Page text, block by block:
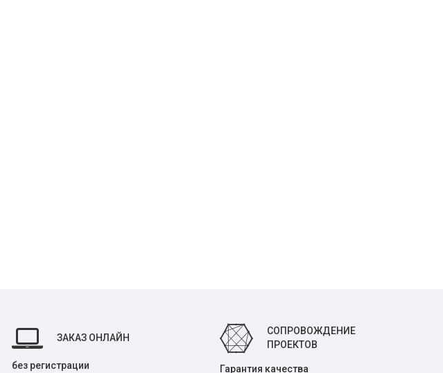
ЗАКАЗ ОНЛАЙН
без регистрации
СОПРОВОЖДЕНИЕ
ПРОЕКТОВ
Гарантия качества